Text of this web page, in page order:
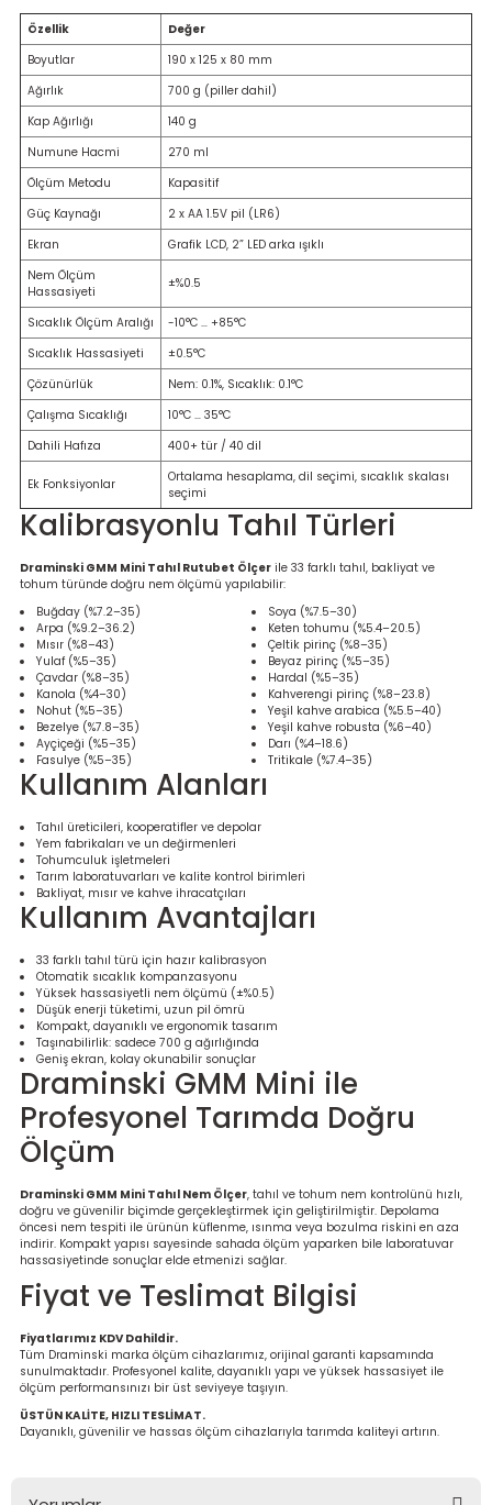
Cihazı
Cihazı
Ölçer
Özellik
Değer
Boyutlar
190 x 125 x 80 mm
Ağırlık
700 g (piller dahil)
Kap Ağırlığı
140 g
Numune Hacmi
270 ml
Ölçüm Metodu
Kapasitif
Güç Kaynağı
2 x AA 1.5V pil (LR6)
Ekran
Grafik LCD, 2” LED arka ışıklı
Nem Ölçüm
Hassasiyeti
±%0.5
Sıcaklık Ölçüm Aralığı
-10°C … +85°C
Sıcaklık Hassasiyeti
±0.5°C
Çözünürlük
Nem: 0.1%, Sıcaklık: 0.1°C
Çalışma Sıcaklığı
10°C … 35°C
Dahili Hafıza
400+ tür / 40 dil
Ek Fonksiyonlar
Ortalama hesaplama, dil seçimi, sıcaklık skalası
seçimi
Kalibrasyonlu Tahıl Türleri
Draminski GMM Mini Tahıl Rutubet Ölçer ile 33 farklı tahıl, bakliyat ve
tohum türünde doğru nem ölçümü yapılabilir:
Buğday (%7.2–35)
Arpa (%9.2–36.2)
Mısır (%8–43)
Yulaf (%5–35)
Çavdar (%8–35)
Kanola (%4–30)
Nohut (%5–35)
Bezelye (%7.8–35)
Ayçiçeği (%5–35)
Fasulye (%5–35)
Soya (%7.5–30)
Keten tohumu (%5.4–20.5)
Çeltik pirinç (%8–35)
Beyaz pirinç (%5–35)
Hardal (%5–35)
Kahverengi pirinç (%8–23.8)
Yeşil kahve arabica (%5.5–40)
Yeşil kahve robusta (%6–40)
Darı (%4–18.6)
Tritikale (%7.4–35)
Kullanım Alanları
Tahıl üreticileri, kooperatifler ve depolar
Yem fabrikaları ve un değirmenleri
Tohumculuk işletmeleri
Tarım laboratuvarları ve kalite kontrol birimleri
Bakliyat, mısır ve kahve ihracatçıları
Kullanım Avantajları
33 farklı tahıl türü için hazır kalibrasyon
Otomatik sıcaklık kompanzasyonu
Yüksek hassasiyetli nem ölçümü (±%0.5)
Düşük enerji tüketimi, uzun pil ömrü
Kompakt, dayanıklı ve ergonomik tasarım
Taşınabilirlik: sadece 700 g ağırlığında
Geniş ekran, kolay okunabilir sonuçlar
Draminski GMM Mini ile
Profesyonel Tarımda Doğru
Ölçüm
Draminski GMM Mini Tahıl Nem Ölçer, tahıl ve tohum nem kontrolünü hızlı,
doğru ve güvenilir biçimde gerçekleştirmek için geliştirilmiştir. Depolama
öncesi nem tespiti ile ürünün küflenme, ısınma veya bozulma riskini en aza
indirir. Kompakt yapısı sayesinde sahada ölçüm yaparken bile laboratuvar
hassasiyetinde sonuçlar elde etmenizi sağlar.
Fiyat ve Teslimat Bilgisi
Fiyatlarımız KDV Dahildir.
Tüm Draminski marka ölçüm cihazlarımız, orijinal garanti kapsamında
sunulmaktadır. Profesyonel kalite, dayanıklı yapı ve yüksek hassasiyet ile
ölçüm performansınızı bir üst seviyeye taşıyın.
ÜSTÜN KALİTE, HIZLI TESLİMAT.
Dayanıklı, güvenilir ve hassas ölçüm cihazlarıyla tarımda kaliteyi artırın.